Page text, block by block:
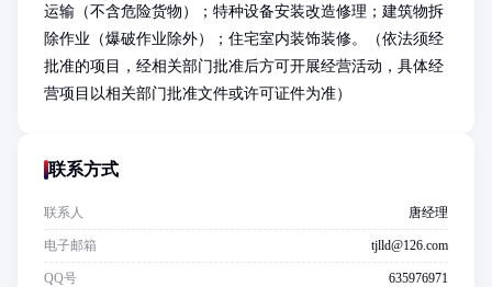
运输（不含危险货物）；特种设备安装改造修理；建筑物拆
除作业（爆破作业除外）；住宅室内装饰装修。（依法须经
批准的项目，经相关部门批准后方可开展经营活动，具体经
营项目以相关部门批准文件或许可证件为准）
联系方式
联系人 唐经理
电子邮箱 tjlld@126.com
QQ号 635976971